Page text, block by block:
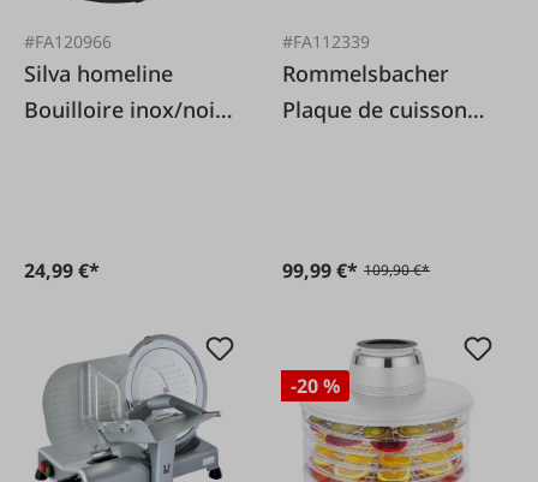
#FA120966
Silva homeline
Bouilloire inox/noir
24,99 €*
#FA112339
Rommelsbacher
Plaque de cuisson
99,99 €* 109,90 €*
-20 %